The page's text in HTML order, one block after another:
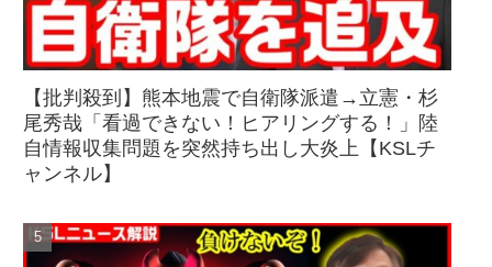
【批判殺到】熊本地震で自衛隊派遣→立憲・杉
尾秀哉「看過できない！ヒアリングする！」陸
自情報収集問題を突然持ち出し大炎上【KSLチ
ャンネル】